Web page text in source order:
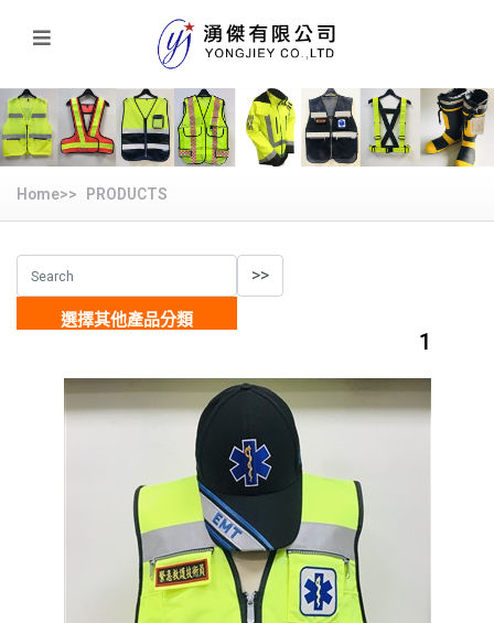
Home>> PRODUCTS
選擇其他產品分類
1